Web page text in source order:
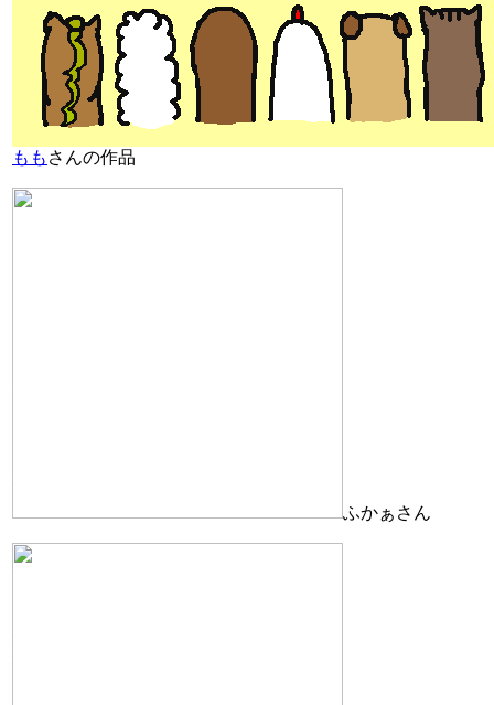
もも さんの作品
ふかぁさん